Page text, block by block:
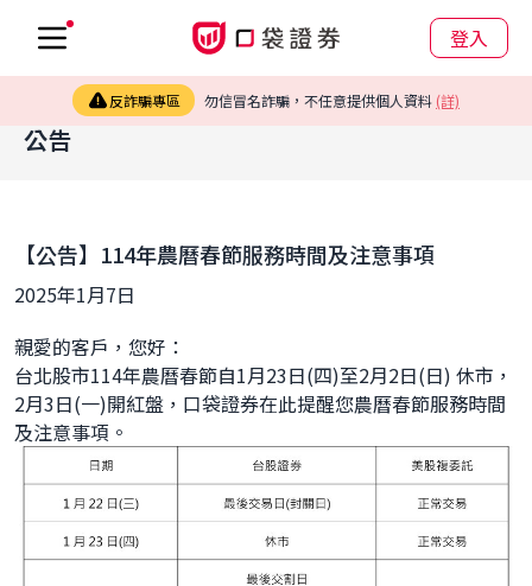
登入
反詐騙專區 勿信冒名詐騙，不任意提供個人資料 (詳)
公告
【公告】114年農曆春節服務時間及注意事項
2025年1月7日
親愛的客戶，您好：
台北股市114年農曆春節自1月23日(四)至2月2日(日) 休市，
2月3日(一)開紅盤，口袋證券在此提醒您農曆春節服務時間
及注意事項。